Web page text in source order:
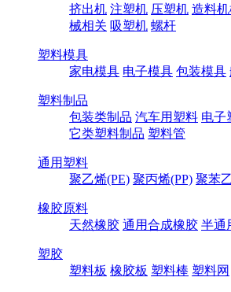
挤出机 注塑机 压塑机 造料
械相关 吸塑机 螺杆
塑料模具
家电模具 电子模具 包装模具
塑料制品
包装类制品 汽车用塑料 电子
它类塑料制品 塑料管
通用塑料
聚乙烯(PE) 聚丙烯(PP) 聚苯
橡胶原料
天然橡胶 通用合成橡胶 半通
塑胶
塑料板 橡胶板 塑料棒 塑料网